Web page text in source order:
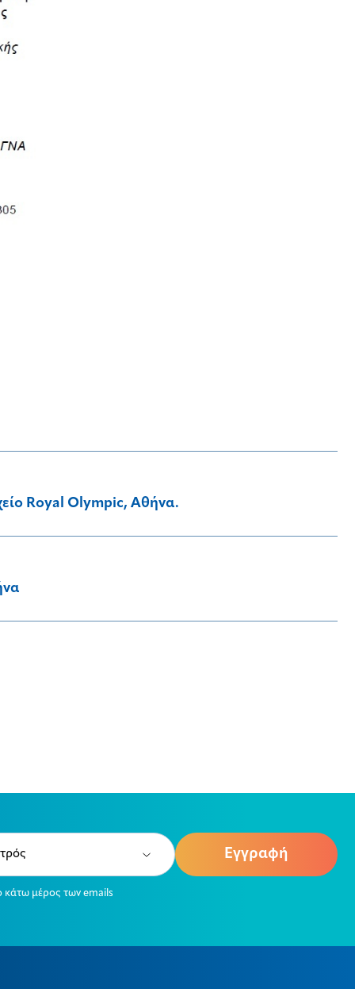
Royal Olympic, Αθήνα.
κάτω μέρος των emails